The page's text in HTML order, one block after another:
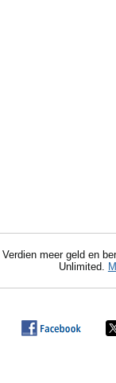
Verdien meer geld en
Unlimited.